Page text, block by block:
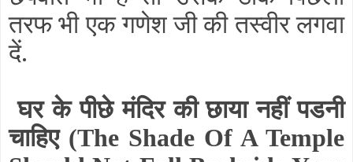
तरफ भी एक गणेश जी की तस्वीर लगवा
दें.
घर के पीछे मंदिर की छाया नहीं पडनी
चाहिए(The Shade Of A Temple